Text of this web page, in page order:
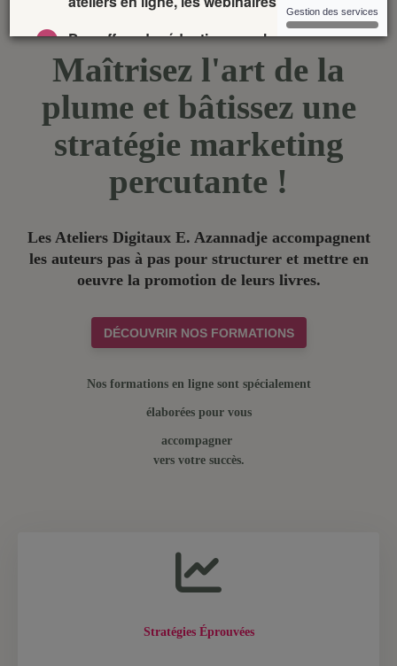
Maîtrisez l'art de la
plume et bâtissez une
stratégie marketing
percutante !
Les Ateliers Digitaux E. Azannadje accompagnent
les auteurs pas à pas pour structurer et mettre en
oeuvre la promotion de leurs livres.
DÉCOUVRIR NOS FORMATIONS
Nos formations en ligne sont spécialement
élaborées pour vous
accompagner
vers votre succès.
Stratégies Éprouvées